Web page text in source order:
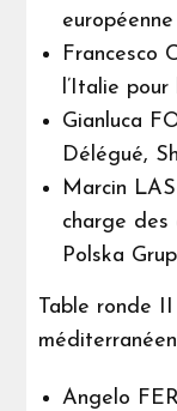
européenne
Francesco
l’Italie
Gianluca
Délégué,
Marcin
charge des
Polska
Table ronde
Angelo